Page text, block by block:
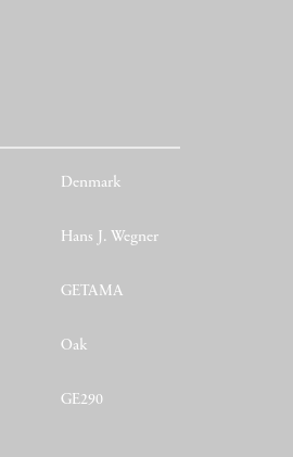
Denmark
Hans J. Wegner
GETAMA
Oak
GE290